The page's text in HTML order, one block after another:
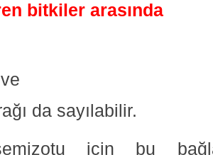
bitkiler arasında
da sayılabilir.
için bu